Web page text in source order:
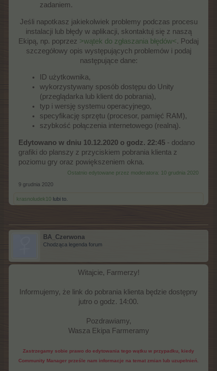
zadaniem.
Jeśli napotkasz jakiekolwiek problemy podczas procesu
instalacji lub błędy w aplikacji, skontaktuj się z naszą
Ekipą, np. poprzez >wątek do zgłaszania błędów<. Podaj
szczegółowy opis występujących problemów i podaj
następujące dane:​
ID użytkownika,
wykorzystywany sposób dostępu do Unity
(przeglądarka lub klient do pobrania),
typ i wersję systemu operacyjnego,
specyfikację sprzętu (procesor, pamięć RAM),
szybkość połączenia internetowego (realną).
Edytowano w dniu 10.12.2020 o godz. 22:45 - dodano
grafiki do planszy z przyciskiem pobrania klienta z
poziomu gry oraz powiększeniem okna.
Ostatnio edytowane przez moderatora: 10 grudnia 2020
9 grudnia 2020
krasnoludek10 lubi to.
BA_Czerwona
Chodząca legenda forum
Witajcie, Farmerzy!
Informujemy, że link do pobrania klienta będzie dostępny
jutro o godz. 14:00.
Pozdrawiamy,
Wasza Ekipa Farmeramy
Zastrzegamy sobie prawo do edytowania tego wątku w przypadku, kiedy
Community Manager prześle nam informacje na temat zmian lub uzupełnień.